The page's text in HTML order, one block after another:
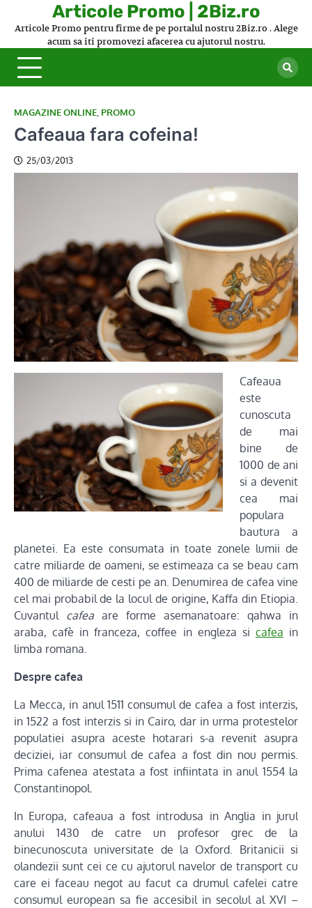
Articole Promo | 2Biz.ro
Articole Promo pentru firme de pe portalul nostru 2Biz.ro . Alege
acum sa iti promovezi afacerea cu ajutorul nostru.
MAGAZINE ONLINE PROMO
Cafeaua fara cofeina!
25/03/2013
Cafeaua
este
cunoscuta
de mai
bine de
1000 de ani
si a devenit
cea mai
populara
bautura a
planetei. Ea este consumata in toate zonele lumii de
catre miliarde de oameni, se estimeaza ca se beau cam
400 de miliarde de cesti pe an. Denumirea de cafea vine
cel mai probabil de la locul de origine, Kaffa din Etiopia.
Cuvantul cafea are forme asemanatoare: qahwa in
araba, cafè in franceza, coffee in engleza si cafea in
limba romana.
Despre cafea
La Mecca, in anul 1511 consumul de cafea a fost interzis,
in 1522 a fost interzis si in Cairo, dar in urma protestelor
populatiei asupra aceste hotarari s-a revenit asupra
deciziei, iar consumul de cafea a fost din nou permis.
Prima cafenea atestata a fost infiintata in anul 1554 la
Constantinopol.
In Europa, cafeaua a fost introdusa in Anglia in jurul
anului 1430 de catre un profesor grec de la
binecunoscuta universitate de la Oxford. Britanicii si
olandezii sunt cei ce cu ajutorul navelor de transport cu
care ei faceau negot au facut ca drumul cafelei catre
consumul european sa fie accesibil in secolul al XVI –